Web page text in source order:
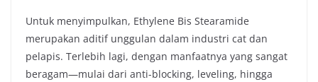
Untuk menyimpulkan, Ethylene Bis Stearamide
merupakan aditif unggulan dalam industri cat dan
pelapis. Terlebih lagi, dengan manfaatnya yang sangat
beragam—mulai dari anti-blocking, leveling, hingga